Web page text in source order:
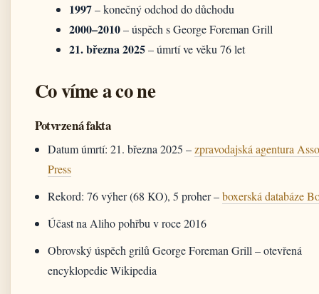
1997– konečný odchod do důchodu
2000–2010– úspěch s George Foreman Grill
21. března 2025– úmrtí ve věku 76 let
Co víme a co ne
Potvrzená fakta
Datum úmrtí: 21. března 2025 –zpravodajská agentura
Press
Rekord: 76 výher (68 KO), 5 proher –boxerská databáze
Účast na Aliho pohřbu v roce 2016
Obrovský úspěch grilů George Foreman Grill – otevřená
encyklopedie Wikipedia